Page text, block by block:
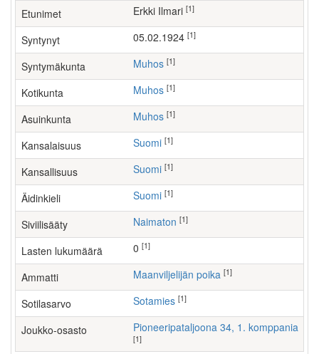
Etunimet Erkki Ilmari [1]
Syntynyt 05.02.1924 [1]
Syntymäkunta Muhos [1]
Kotikunta Muhos [1]
Asuinkunta Muhos [1]
Kansalaisuus Suomi [1]
Kansallisuus Suomi [1]
Äidinkieli Suomi [1]
Siviilisääty Naimaton [1]
Lasten lukumäärä [1]
Ammatti maanviljelijän poika [1]
Sotilasarvo Sotamies [1]
Joukko-osasto Pioneeripataljoona 34, 1. komppania
[1]